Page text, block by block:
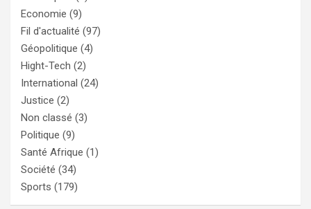
Economie (9)
Fil d'actualité (97)
Géopolitique (4)
Hight-Tech (2)
International (24)
Justice (2)
Non classé (3)
Politique (9)
Santé Afrique (1)
Société (34)
Sports (179)